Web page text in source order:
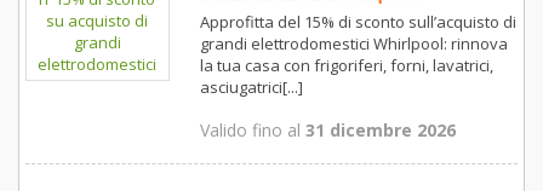
Approfitta del 15% di sconto sull’acquisto di
grandi elettrodomestici Whirlpool: rinnova
la tua casa con frigoriferi, forni, lavatrici,
asciugatrici[...]
Valido fino al 31 dicembre 2026